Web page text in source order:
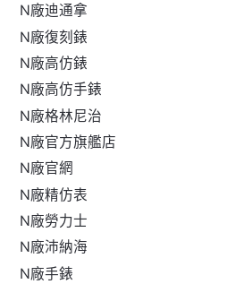
N廠迪通拿
N廠復刻錶
N廠高仿錶
N廠高仿手錶
N廠格林尼治
N廠官方旗艦店
N廠官網
N廠精仿表
N廠勞力士
N廠沛納海
N廠手錶